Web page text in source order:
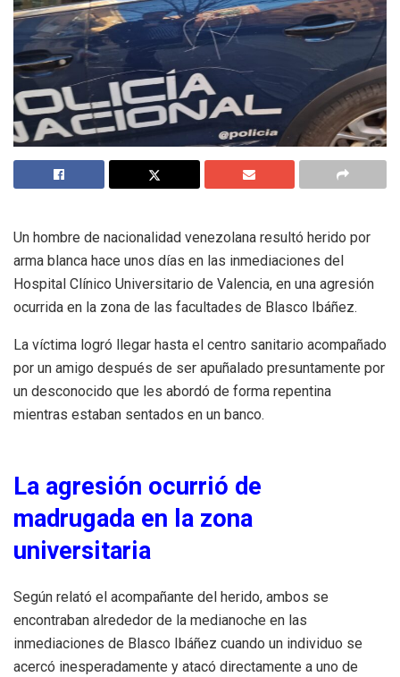
Un hombre de nacionalidad venezolana resultó herido por
arma blanca hace unos días en las inmediaciones del
Hospital Clínico Universitario de Valencia, en una agresión
ocurrida en la zona de las facultades de Blasco Ibáñez.
La víctima logró llegar hasta el centro sanitario acompañado
por un amigo después de ser apuñalado presuntamente por
un desconocido que les abordó de forma repentina
mientras estaban sentados en un banco.
La agresión ocurrió de
madrugada en la zona
universitaria
Según relató el acompañante del herido, ambos se
encontraban alrededor de la medianoche en las
inmediaciones de Blasco Ibáñez cuando un individuo se
acercó inesperadamente y atacó directamente a uno de